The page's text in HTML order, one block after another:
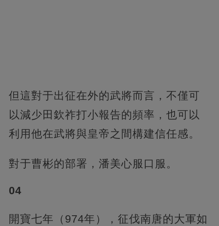
但這對于出征在外的武將而言，不僅可
以減少田欽祚打小報告的頻率，也可以
利用他在武將與皇帝之間構建信任感。
對于曹彬的部署，潘美心服口服。
04
開寶七年（974年），征伐南唐的大軍如